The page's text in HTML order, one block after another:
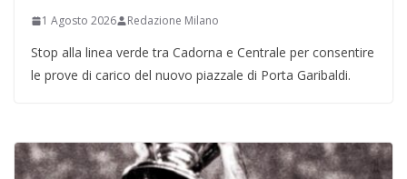
1 Agosto 2026 Redazione Milano
Stop alla linea verde tra Cadorna e Centrale per consentire
le prove di carico del nuovo piazzale di Porta Garibaldi.